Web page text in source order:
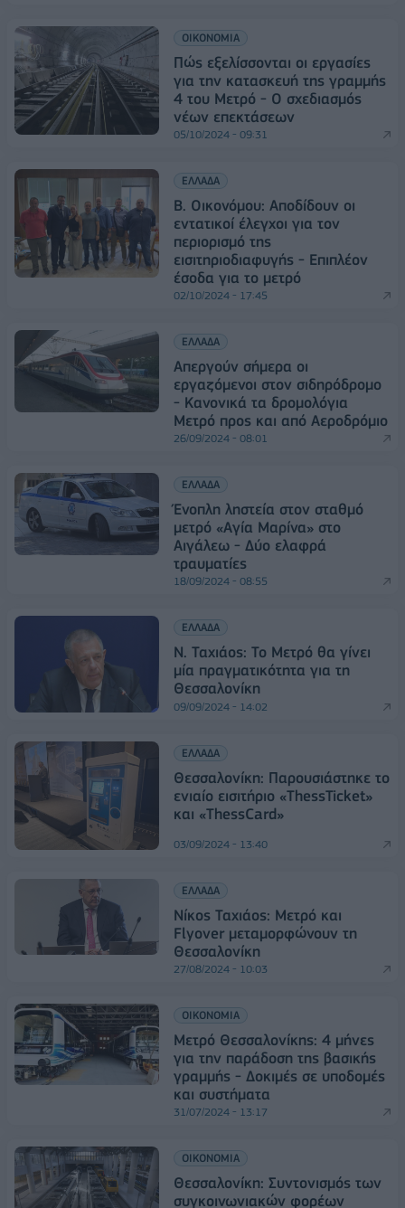
ΟΙΚΟΝΟΜΙΑ
Πώς εξελίσσονται οι εργασίες
για την κατασκευή της γραμμής
4 του Μετρό - Ο σχεδιασμός
νέων επεκτάσεων
05/10/2024 - 09:31
ΕΛΛΑΔΑ
Β. Οικονόμου: Αποδίδουν οι
εντατικοί έλεγχοι για τον
περιορισμό της
εισιτηριοδιαφυγής - Επιπλέον
έσοδα για το μετρό
02/10/2024 - 17:45
ΕΛΛΑΔΑ
Απεργούν σήμερα οι
εργαζόμενοι στον σιδηρόδρομο
- Κανονικά τα δρομολόγια
Μετρό προς και από Αεροδρόμιο
26/09/2024 - 08:01
ΕΛΛΑΔΑ
Ένοπλη ληστεία στον σταθμό
μετρό «Αγία Μαρίνα» στο
Αιγάλεω - Δύο ελαφρά
τραυματίες
18/09/2024 - 08:55
ΕΛΛΑΔΑ
Ν. Ταχιάος: To Μετρό θα γίνει
μία πραγματικότητα για τη
Θεσσαλονίκη
09/09/2024 - 14:02
ΕΛΛΑΔΑ
Θεσσαλονίκη: Παρουσιάστηκε το
ενιαίο εισιτήριο «ThessTicket»
και «ThessCard»
03/09/2024 - 13:40
ΕΛΛΑΔΑ
Νίκος Ταχιάος: Μετρό και
Flyover μεταμορφώνουν τη
Θεσσαλονίκη
27/08/2024 - 10:03
ΟΙΚΟΝΟΜΙΑ
Μετρό Θεσσαλονίκης: 4 μήνες
για την παράδοση της βασικής
γραμμής - Δοκιμές σε υποδομές
και συστήματα
31/07/2024 - 13:17
ΟΙΚΟΝΟΜΙΑ
Θεσσαλονίκη: Συντονισμός των
συγκοινωνιακών φορέων